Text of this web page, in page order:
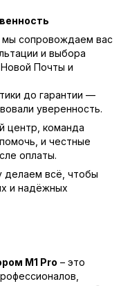
сопровождаем вас
и выбора
Почты и
до гарантии —
уверенность.
центр, команда
и честные
оплаты.
делаем всё, чтобы
и надёжных
M1 Pro – это